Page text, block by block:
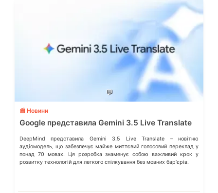
💬
📰 Новини
Google представила Gemini 3.5 Live Translate
DeepMind представила Gemini 3.5 Live Translate – новітню
аудіомодель, що забезпечує майже миттєвий голосовий переклад у
понад 70 мовах. Ця розробка знаменує собою важливий крок у
розвитку технологій для легкого спілкування без мовних барʼєрів.